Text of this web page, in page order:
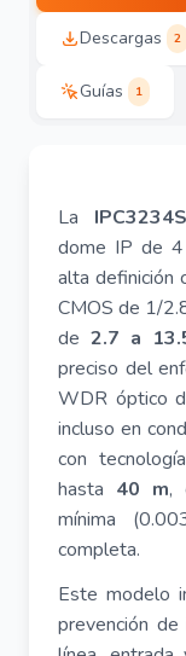
Descargas 2
Guías 1
La
dome IP de 4
alta definición
CMOS de 1/
de2.7 a
preciso del
WDR óptico
incluso en
con
hasta 40 m,
mínima
completa.
Este modelo
prevención